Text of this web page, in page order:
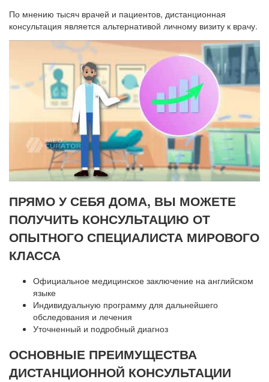
По мнению тысяч врачей и пациентов, дистанционная
консультация является альтернативой личному визиту к врачу.
ПРЯМО У СЕБЯ ДОМА, ВЫ МОЖЕТЕ
ПОЛУЧИТЬ КОНСУЛЬТАЦИЮ ОТ
ОПЫТНОГО СПЕЦИАЛИСТА МИРОВОГО
КЛАССА
Официальное медицинское заключение на английском
языке
Индивидуальную программу для дальнейшего
обследования и лечения
Уточненный и подробный диагноз
ОСНОВНЫЕ ПРЕИМУЩЕСТВА
ДИСТАНЦИОННОЙ КОНСУЛЬТАЦИИ